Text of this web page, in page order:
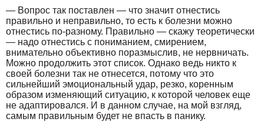
— Вопрос так поставлен — что значит отнестись
правильно и неправильно, то есть к болезни можно
отнестись по-разному. Правильно — скажу теоретически
— надо отнестись с пониманием, смирением,
внимательно объективно поразмыслив, не нервничать.
Можно продолжить этот список. Однако ведь никто к
своей болезни так не отнесется, потому что это
сильнейший эмоциональный удар, резко, коренным
образом изменяющий ситуацию, к которой человек еще
не адаптировался. И в данном случае, на мой взгляд,
самым правильным будет не впасть в панику.